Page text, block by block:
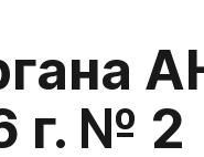
г. № 2